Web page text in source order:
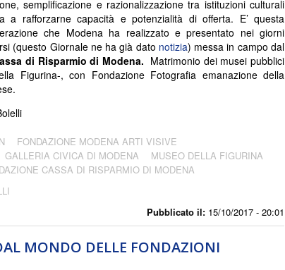
Pubblicato il: 15/10/2017 - 20:01
semplificazione e razionalizzazione tra istituzioni culturali
a rafforzarne capacità e potenzialità di offerta. E’ questa
che Modena ha realizzato e presentato nei giorni
(questo Giornale ne ha già dato notizia) messa in campo dal
di Risparmio di Modena. Matrimonio dei musei pubblici
Figurina-, con Fondazione Fotografia emanazione della
FONDAZIONE MODENA ARTI VISIVE
GALLERIA CIVICA DI MODENA
MUSEO DELLA FIGURINA
CASSA DI RISPARMIO DI MODENA
MONDO DELLE FONDAZIONI